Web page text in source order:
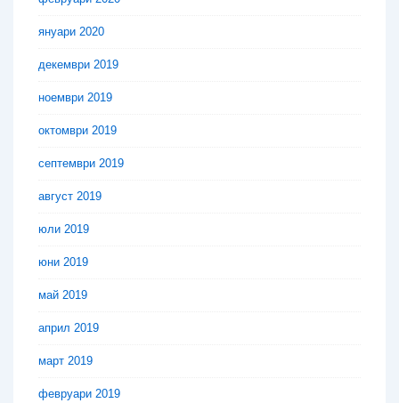
януари 2020
декември 2019
ноември 2019
октомври 2019
септември 2019
август 2019
юли 2019
юни 2019
май 2019
април 2019
март 2019
февруари 2019